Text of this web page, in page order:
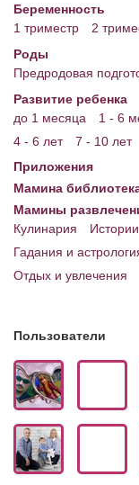
Беременность
1 триместр
2
Роды
Предродовая
Развитие ребенка
до 1 месяца
1 - 6
4 - 6 лет
7 - 10 лет
Приложения
Мамина
Мамины
Кулинария
Гадания и
Отдых и увлечения
Пользователи